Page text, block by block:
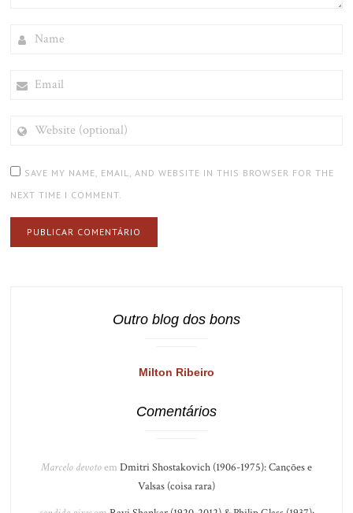
(OPTIONAL)
SAVE MY NAME, EMAIL, AND WEBSITE IN THIS BROWSER FOR THE
NEXT TIME I COMMENT.
Outro blog dos bons
Milton Ribeiro
Comentários
Marcelo devotoem Dmitri Shostakovich (1906-1975): Canções e
Valsas (coisa rara)